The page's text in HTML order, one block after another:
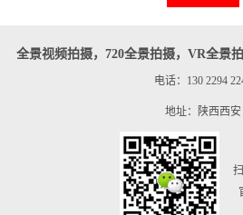
全景视频拍摄，720全景拍摄，VR全景
电话：130 2294
地址：陕西西安